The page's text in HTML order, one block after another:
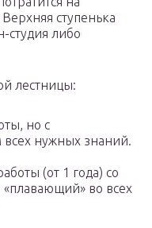
ступенька
студия либо
лестницы:
но с
нужных знаний.
(от 1 года) со
во всех